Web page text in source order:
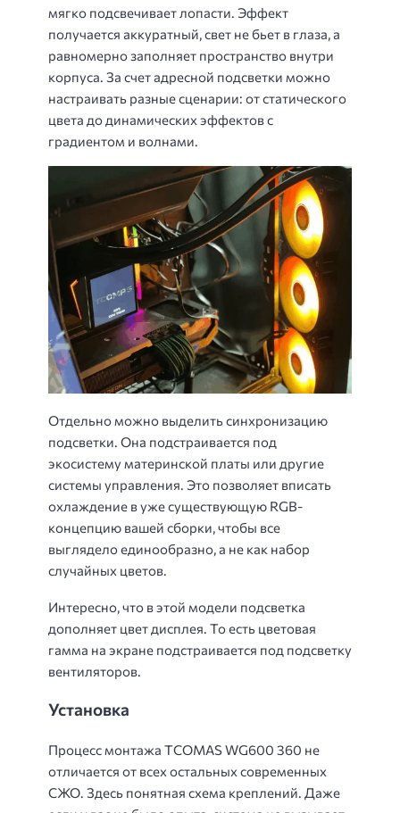
мягко подсвечивает лопасти. Эффект
получается аккуратный, свет не бьет в глаза, а
равномерно заполняет пространство внутри
корпуса. За счет адресной подсветки можно
настраивать разные сценарии: от статического
цвета до динамических эффектов с
градиентом и волнами.
Отдельно можно выделить синхронизацию
подсветки. Она подстраивается под
экосистему материнской платы или другие
системы управления. Это позволяет вписать
охлаждение в уже существующую RGB-
концепцию вашей сборки, чтобы все
выглядело единообразно, а не как набор
случайных цветов.
Интересно, что в этой модели подсветка
дополняет цвет дисплея. То есть цветовая
гамма на экране подстраивается под подсветку
вентиляторов.
Установка
Процесс монтажа TCOMAS WG600 360 не
отличается от всех остальных современных
СЖО. Здесь понятная схема креплений. Даже